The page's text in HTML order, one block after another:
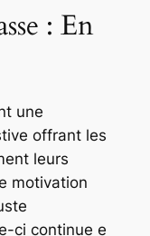
: En
une
offrant les
leurs
motivation
ci continue e